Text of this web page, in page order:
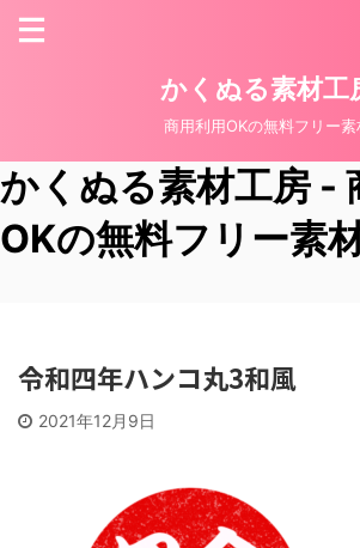
かくぬる素材工
商用利用OKの無料フリー素
かくぬる素材工房 -
OKの無料フリー素
令和四年ハンコ丸3和風
2021年12月9日